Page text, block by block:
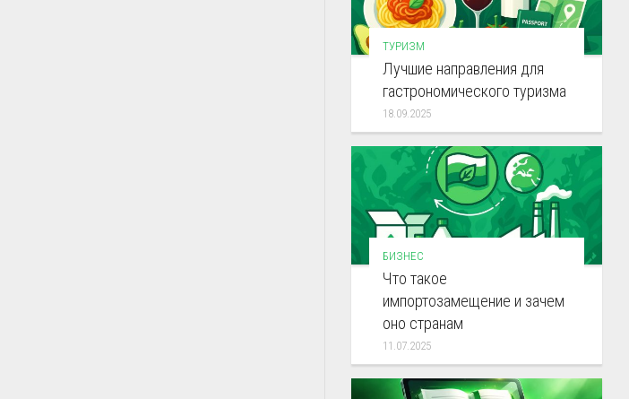
ТУРИЗМ
Лучшие направления для
гастрономического туризма
18.09.2025
БИЗНЕС
Что такое
импортозамещение и зачем
оно странам
11.07.2025